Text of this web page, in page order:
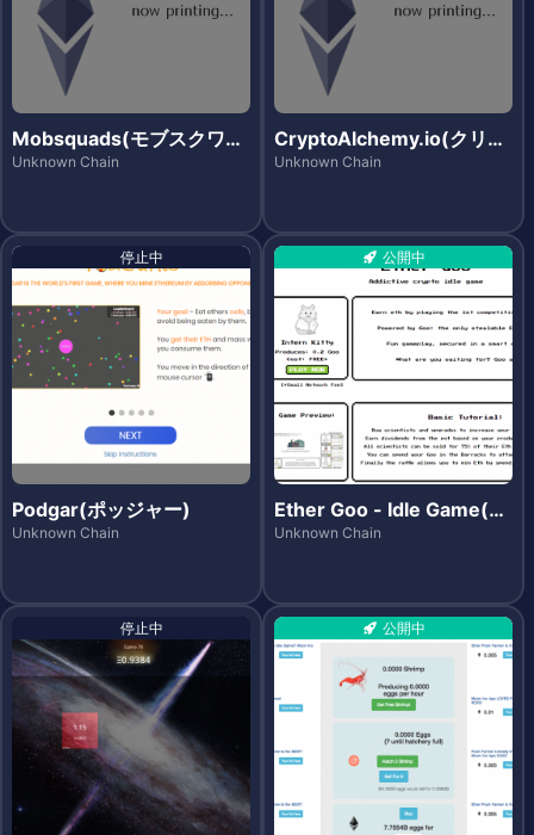
Mobsquads(モブスクワッ
ズ)
Unknown Chain
CryptoAlchemy.io(クリプ
トアルケミー)
Unknown Chain
停止中
Podgar(ポッジャー)
Unknown Chain
公開中
Ether Goo - Idle Game(イ
ーサグー -アイドルゲー
Unknown Chain
停止中 公開中